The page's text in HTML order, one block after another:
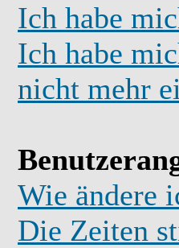
Ich habe
Ich habe
nicht mehr
Wie ändere
Die Zeiten